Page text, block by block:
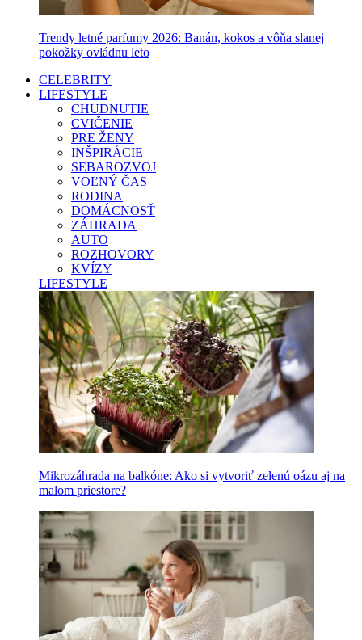
Trendy letné parfumy 2026: Banán, kokos a vôňa slanej
pokožky ovládnu leto
CELEBRITY
LIFESTYLE
CHUDNUTIE
CVIČENIE
PRE ŽENY
INŠPIRÁCIE
SEBAROZVOJ
VOĽNÝ ČAS
RODINA
DOMÁCNOSŤ
ZÁHRADA
AUTO
ROZHOVORY
KVÍZY
LIFESTYLE
Mikrozáhrada na balkóne: Ako si vytvoriť zelenú oázu aj na
malom priestore?